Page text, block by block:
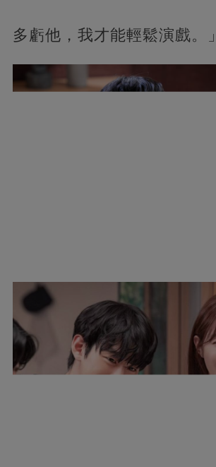
多虧他，我才能輕鬆演戲。」